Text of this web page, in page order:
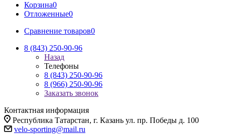
Корзина0
Отложенные0
Сравнение товаров0
8 (843) 250-90-96
Назад
Телефоны
8 (843) 250-90-96
8 (966) 250-90-96
Заказать звонок
Контактная информация
Республика Татарстан, г. Казань ул. пр. Победы д. 100
velo-sporting@mail.ru